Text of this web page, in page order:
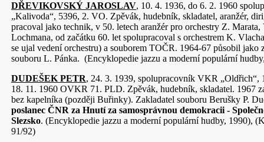
DŘEVIKOVSKÝ JAROSLAV, 10. 4. 1936, do 6. 2. 1960
„Kalivoda“, 5396, 2. VO. Zpěvák, hudebník, skladatel, aranžér,
pracoval jako technik, v 50. letech aranžér pro orchestry Z.
Lochmana, od začátku 60. let spolupracoval s orchestrem K.
se ujal vedení orchestru) a souborem TOČR. 1964-67 působil jako
souboru L. Pánka. (Encyklopedie jazzu a moderní populární
DUDEŠEK PETR, 24. 3. 1939, spolupracovník VKR „Oldřich“,
18. 11. 1960 OVKR 71. PLD. Zpěvák, hudebník, skladatel. 1967
bez kapelníka (později Buřinky). Zakladatel souboru Berušky P.
poslanec ČNR za Hnutí za samosprávnou demokracii -
Slezsko. (Encyklopedie jazzu a moderní populární hudby, 1990),
91/92)